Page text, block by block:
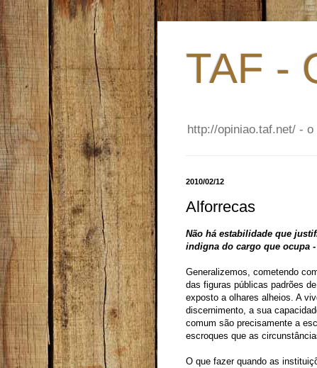
TAF -
http://opiniao.taf.net/ -
2010/02/12
Alforrecas
Não há estabilidade que
indigna do cargo que ocupa
Generalizemos, cometendo
das figuras públicas padrões
exposto a olhares alheios. A
discernimento, a sua
comum são precisamente a
escroques que as
O que fazer quando as